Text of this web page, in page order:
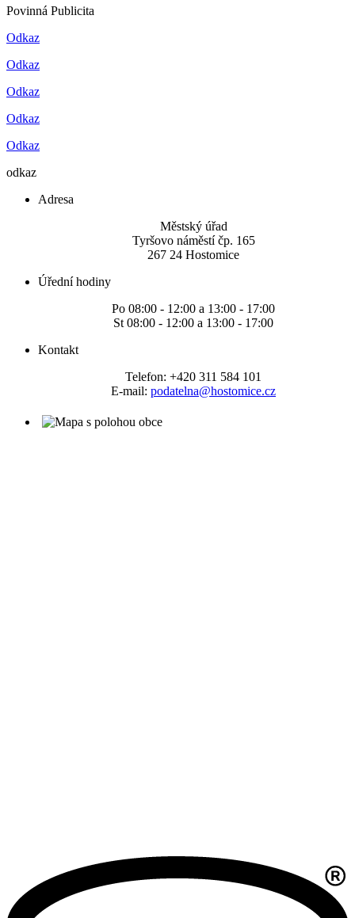
Povinná Publicita
Odkaz
Odkaz
Odkaz
Odkaz
Odkaz
odkaz
Adresa
Městský úřad
Tyršovo náměstí čp. 165
267 24 Hostomice
Úřední hodiny
Po 08:00 - 12:00 a 13:00 - 17:00
St 08:00 - 12:00 a 13:00 - 17:00
Kontakt
Telefon: +420 311 584 101
E-mail: podatelna@hostomice.cz